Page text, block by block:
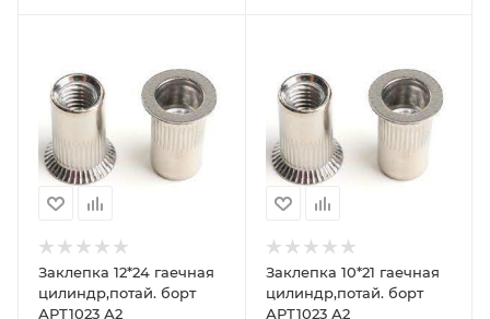
Заклепка 12*24 гаечная
цилиндр,потай. борт
АРТ1023 А2
Заклепка 10*21 гаечная
цилиндр,потай. борт
АРТ1023 А2